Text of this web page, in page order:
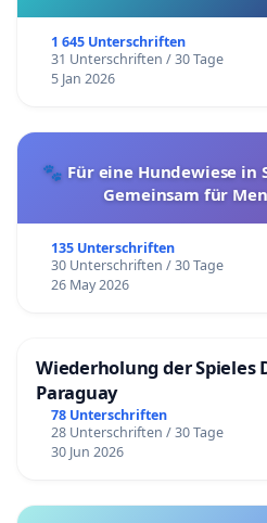
1 645 Unterschriften
31 Unterschriften / 30 Tage
5 Jan 2026
🐾 Für eine Hundewiese in
Gemeinsam für
135 Unterschriften
30 Unterschriften / 30 Tage
26 May 2026
Wiederholung der Spieles
Paraguay
78 Unterschriften
28 Unterschriften / 30 Tage
30 Jun 2026